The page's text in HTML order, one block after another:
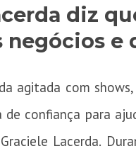
diz
e
agitada com
confiança para
Lacerda.